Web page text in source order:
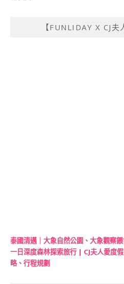
【FUNLIDAY X CJ
泰國清邁｜大象自然公園、大象觀察
一日深度森林探索旅行 | CJ夫人愛度
略、行程規劃